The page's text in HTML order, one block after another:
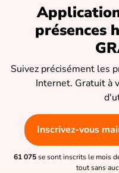
présences
Suivez précisément les
Internet. Gratuit à
Inscrivez-vous
61 075 se sont inscrits le mois
tout sans